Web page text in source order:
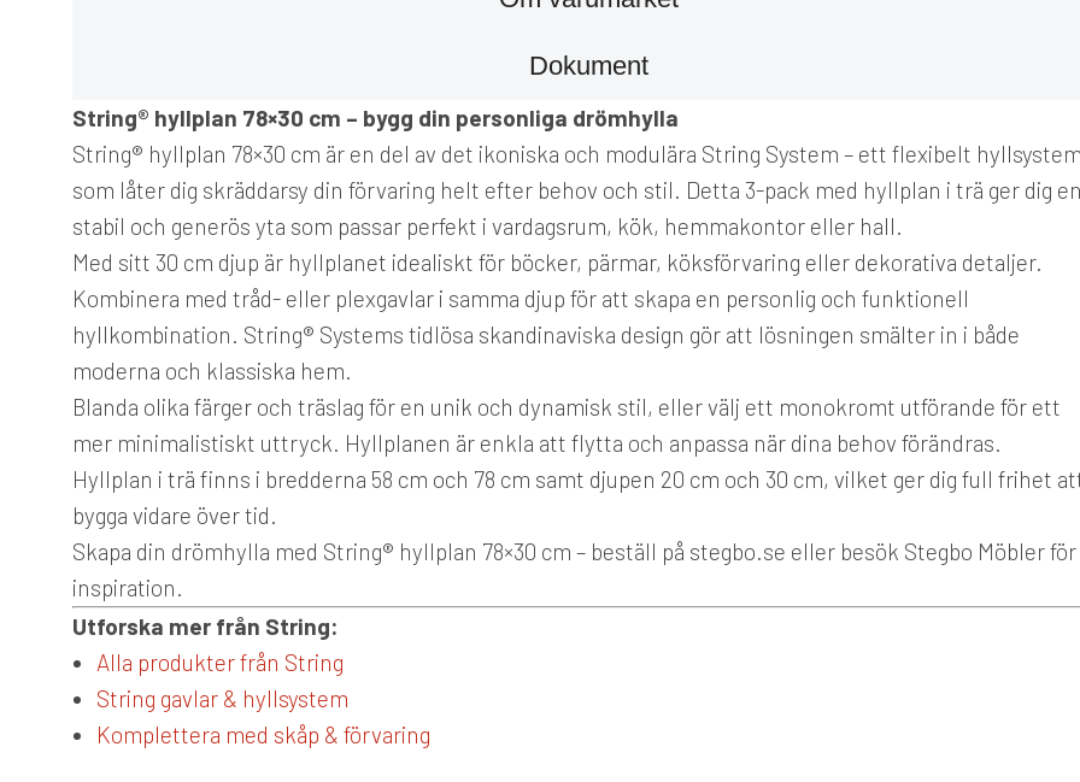
Dokument
String® hyllplan 78×30 cm – bygg din personliga drömhylla
String® hyllplan 78×30 cm är en del av det ikoniska och modulära String System – ett flexibelt
som låter dig skräddarsy din förvaring helt efter behov och stil. Detta 3-pack med hyllplan i trä ger dig
stabil och generös yta som passar perfekt i vardagsrum, kök, hemmakontor eller hall.
Med sitt 30 cm djup är hyllplanet idealiskt för böcker, pärmar, köksförvaring eller dekorativa detaljer.
Kombinera med tråd- eller plexgavlar i samma djup för att skapa en personlig och funktionell
hyllkombination. String® Systems tidlösa skandinaviska design gör att lösningen smälter in i både
moderna och klassiska hem.
Blanda olika färger och träslag för en unik och dynamisk stil, eller välj ett monokromt utförande för ett
mer minimalistiskt uttryck. Hyllplanen är enkla att flytta och anpassa när dina behov förändras.
Hyllplan i trä finns i bredderna 58 cm och 78 cm samt djupen 20 cm och 30 cm, vilket ger dig full frihet
bygga vidare över tid.
Skapa din drömhylla med String® hyllplan 78×30 cm – beställ på stegbo.se eller besök Stegbo Möbler för
inspiration.
Utforska mer från String:
Alla produkter från String
String gavlar & hyllsystem
Komplettera med skåp & förvaring